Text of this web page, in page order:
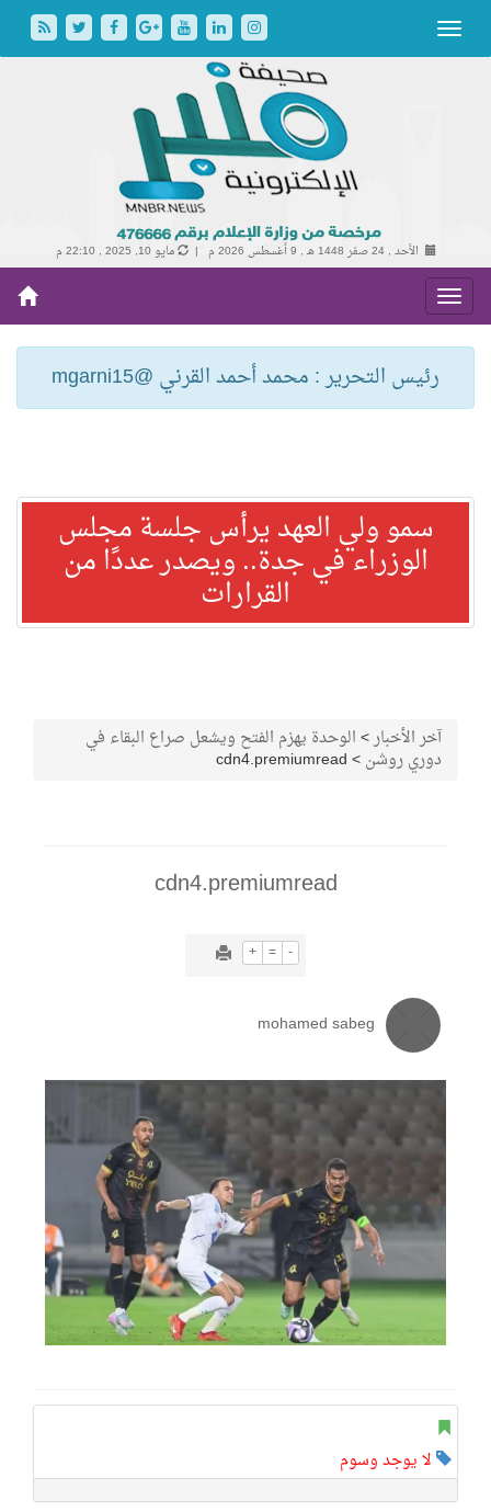
الأحد , 24 صفر 1448 هـ , 9 أغسطس 2026 م | مايو 10, 2025 , 22:10 م
رئيس التحرير : محمد أحمد القرني @mgarni15
سمو ولي العهد يرأس جلسة مجلس
الوزراء في جدة.. ويصدر عددًا من
القرارات
آخر الأخبار>الوحدة يهزم الفتح ويشعل صراع البقاء في
دوري روشن>
cdn4.premiumread
cdn4.premiumread
+ = -
mohamed sabeg
لا يوجد وسوم